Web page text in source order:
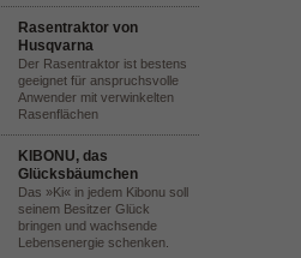
Rasentraktor von
Husqvarna
Der Rasentraktor ist bestens
geeignet für anspruchsvolle
Anwender mit verwinkelten
Rasenflächen
KIBONU, das
Glücksbäumchen
Das »Ki« in jedem Kibonu soll
seinem Besitzer Glück
bringen und wachsende
Lebensenergie schenken.